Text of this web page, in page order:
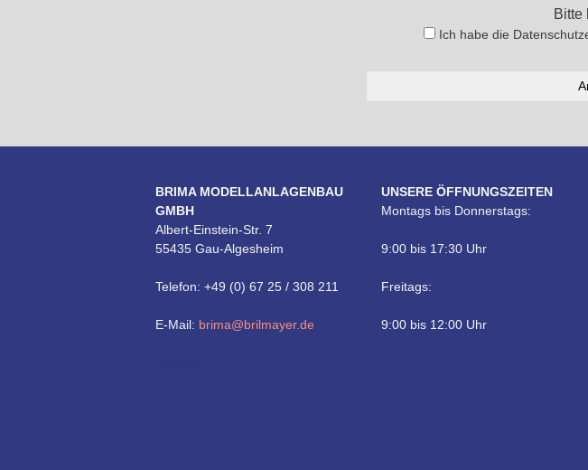
Bitte
Ich habe die
BRIMA MODELLANLAGENBAU
GMBH
Albert-Einstein-Str. 7
55435 Gau-Algesheim
Telefon: +49 (0) 67 25 / 308 211
E-Mail: brima@brilmayer.de
UNSERE ÖFFNUNGSZEITEN
Montags bis Donnerstags:
9:00 bis 17:30 Uhr
Freitags:
9:00 bis 12:00 Uhr